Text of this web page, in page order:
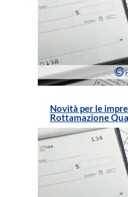
Novità per le
Rottamazione